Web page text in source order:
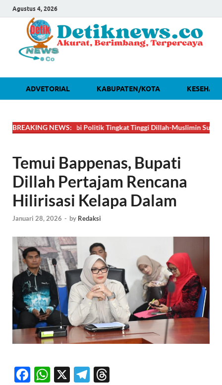
Agustus 4, 2026
ADVETORIAL KABUPATEN/KOTA
BREAKING NEWS:
DAHSYAT! Lobi Politik Tingkat Tinggi Dillah-Muslimin Sukses
Temui Bappenas, Bupati
Dillah Pertajam Rencana
Hilirisasi Kelapa Dalam
Januari 28, 2026 - by Redaksi
F
W X
T